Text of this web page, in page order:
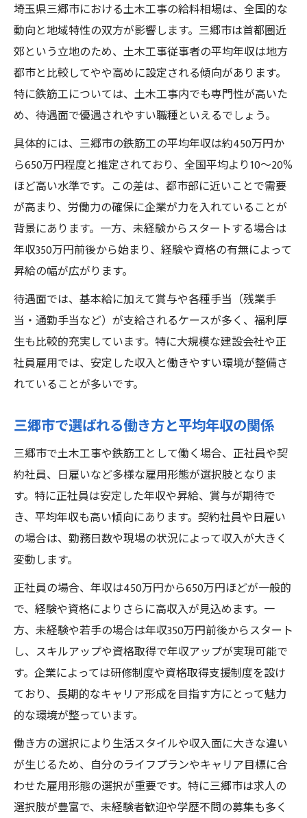
埼玉県三郷市における土木工事の給料相場は、全国的な
動向と地域特性の双方が影響します。三郷市は首都圏近
郊という立地のため、土木工事従事者の平均年収は地方
都市と比較してやや高めに設定される傾向があります。
特に鉄筋工については、土木工事内でも専門性が高いた
め、待遇面で優遇されやすい職種といえるでしょう。
具体的には、三郷市の鉄筋工の平均年収は約450万円か
ら650万円程度と推定されており、全国平均より10〜20%
ほど高い水準です。この差は、都市部に近いことで需要
が高まり、労働力の確保に企業が力を入れていることが
背景にあります。一方、未経験からスタートする場合は
年収350万円前後から始まり、経験や資格の有無によって
昇給の幅が広がります。
待遇面では、基本給に加えて賞与や各種手当（残業手
当・通勤手当など）が支給されるケースが多く、福利厚
生も比較的充実しています。特に大規模な建設会社や正
社員雇用では、安定した収入と働きやすい環境が整備さ
れていることが多いです。
三郷市で選ばれる働き方と平均年収の関係
三郷市で土木工事や鉄筋工として働く場合、正社員や契
約社員、日雇いなど多様な雇用形態が選択肢となりま
す。特に正社員は安定した年収や昇給、賞与が期待で
き、平均年収も高い傾向にあります。契約社員や日雇い
の場合は、勤務日数や現場の状況によって収入が大きく
変動します。
正社員の場合、年収は450万円から650万円ほどが一般的
で、経験や資格によりさらに高収入が見込めます。一
方、未経験や若手の場合は年収350万円前後からスタート
し、スキルアップや資格取得で年収アップが実現可能で
す。企業によっては研修制度や資格取得支援制度を設け
ており、長期的なキャリア形成を目指す方にとって魅力
的な環境が整っています。
働き方の選択により生活スタイルや収入面に大きな違い
が生じるため、自分のライフプランやキャリア目標に合
わせた雇用形態の選択が重要です。特に三郷市は求人の
選択肢が豊富で、未経験者歓迎や学歴不問の募集も多く